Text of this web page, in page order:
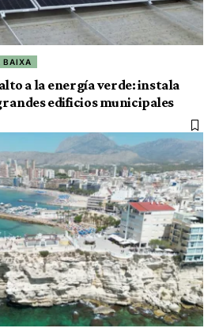
BAIXA
a la energía verde: instala
edificios municipales